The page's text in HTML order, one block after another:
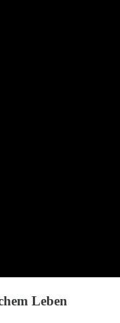
Leben